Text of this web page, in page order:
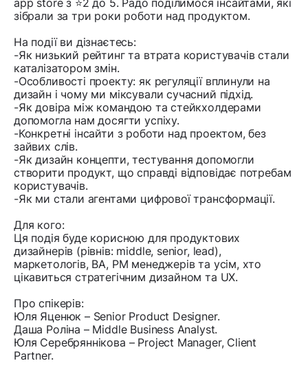
app store з ⭐️2 до 5. Радо поділимося інсайтами, які
зібрали за три роки роботи над продуктом.
На події ви дізнаєтесь:
-Як низький рейтинг та втрата користувачів стали
каталізатором змін.
-Особливості проекту: як регуляції вплинули на
дизайн і чому ми міксували сучасний підхід.
-Як довіра між командою та стейкхолдерами
допомогла нам досягти успіху.
-Конкретні інсайти з роботи над проектом, без
зайвих слів.
-Як дизайн концепти, тестування допомогли
створити продукт, що справді відповідає потребам
користувачів.
-Як ми стали агентами цифрової трансформації.
Для кого:
Ця подія буде корисною для продуктових
дизайнерів (рівнів: middle, senior, lead),
маркетологів, BA, PM менеджерів та усім, хто
цікавиться стратегічним дизайном та UX.
Про спікерів:
Юля Яценюк – Senior Product Designer.
Даша Роліна – Middle Business Analyst.
Юля Серебряннікова – Project Manager, Client
Partner.